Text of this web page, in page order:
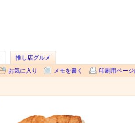
推し店グルメ
お気に入り メモを書く 印刷用ページ